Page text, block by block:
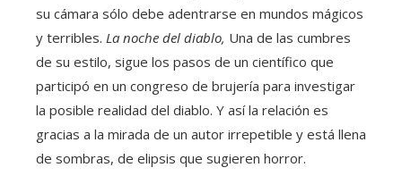
su cámara sólo debe adentrarse en mundos mágicos
y terribles. La noche del diablo, Una de las cumbres
de su estilo, sigue los pasos de un científico que
participó en un congreso de brujería para investigar
la posible realidad del diablo. Y así la relación es
gracias a la mirada de un autor irrepetible y está llena
de sombras, de elipsis que sugieren horror.